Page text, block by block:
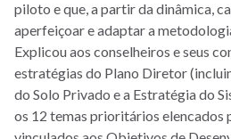
piloto e que, a partir da dinâmica,
aperfeiçoar e adaptar a
Explicou aos conselheiros e seus
estratégias do Plano Diretor
do Solo Privado e a Estratégia do
os 12 temas prioritários elencados